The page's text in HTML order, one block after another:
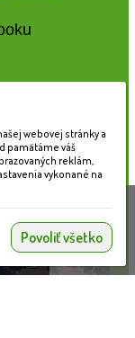
Súhlasím
webovej stránky a
pamätáme váš
reklám,
vykonané na
Povoliť všetko